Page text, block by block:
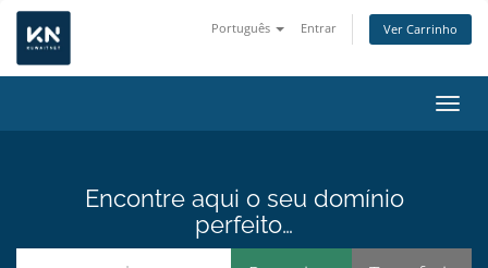
Português Entrar Ver Carrinho
Encontre aqui o seu domínio
perfeito…